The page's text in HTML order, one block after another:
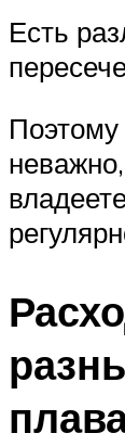
Есть
Поэтому